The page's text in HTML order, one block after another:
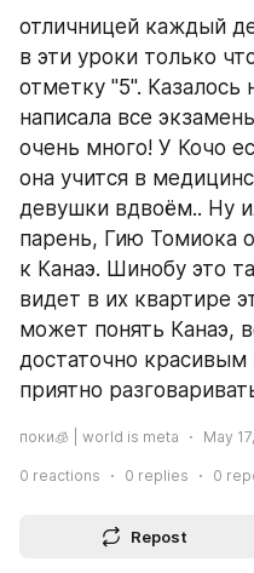
отличницей каждый
в эти уроки только
отметку "5".
написала все
очень много! У Кочо
она учится в
девушки вдвоём.. Ну
парень, Гию Томиока
к Канаэ. Шинобу это
видет в их квартире
может понять Канаэ,
достаточно
приятно
поки🧊 | world is meta May
0 reactions 0 replies 0
Repost